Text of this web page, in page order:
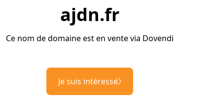
ajdn.fr
Ce nom de domaine est en vente via Dovendi
Je suis intéressé